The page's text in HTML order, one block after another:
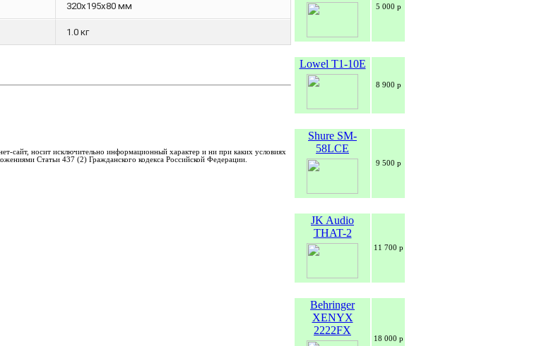
320х195х80 мм
1.0 кг
сайт, носит исключительно информационный характер и ни при каких условиях
Статьи 437 (2) Гражданского кодекса Российской Федерации.
5 000 р
Lowel T1-10E
8 900 р
Shure SM-
58LCE
9 500 р
JK Audio
THAT-2
11 700 р
Behringer
XENYX
2222FX
18 000 р